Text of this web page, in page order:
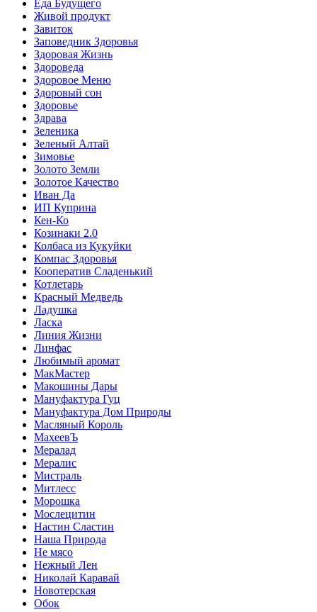
Еда Будущего
Живой продукт
Завиток
Заповедник Здоровья
Здоровая Жизнь
Здороведа
Здоровое Меню
Здоровый сон
Здоровье
Здрава
Зеленика
Зеленый Алтай
Зимовье
Золото Земли
Золотое Качество
Иван Да
ИП Куприна
Кен-Ко
Козинаки 2.0
Колбаса из Кукуйки
Компас Здоровья
Кооператив Сладенький
Котлетарь
Красный Медведь
Ладушка
Ласка
Линия Жизни
Линфас
Любимый аромат
МакМастер
Макошины Дары
Мануфактура Гуц
Мануфактура Дом Природы
Масляный Король
МахеевЪ
Мералад
Мералис
Мистраль
Митлесс
Морошка
Мослецитин
Настин Сластин
Наша Природа
Не мясо
Нежный Лен
Николай Каравай
Новотерская
Обок